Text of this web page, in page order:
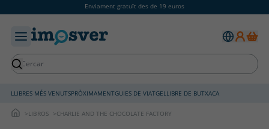
Enviament gratuït des de 19 euros
LLIBRES MÉS VENUTSPRÒXIMAMENTGUIES DE VIATGELLIBRE DE BUTXACA
LIBROS CHARLIE AND THE CHOCOLATE FACTORY